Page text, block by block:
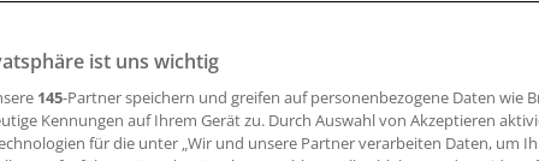
Corona-Impfpflicht lässt sich nicht wie eine neue
Das dämmert nun auch Kanzler Scholz.
Fricke
ist uns wichtig
145-Partner speichern und greifen auf personenbezogene Daten wie
Kennungen auf Ihrem Gerät zu. Durch Auswahl von Akzeptieren
für die unter „Wir und unsere Partner verarbeiten Daten, um